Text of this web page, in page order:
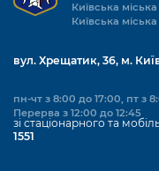
Київська
Київська
вул. Хрещатик, 36, м.
пн-чт з 8:00 до 17:00, пт з
Перерва з 12:00 до 12:45
зі стаціонарного та
1551